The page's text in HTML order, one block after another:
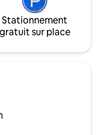
Stationnement
gratuit sur place